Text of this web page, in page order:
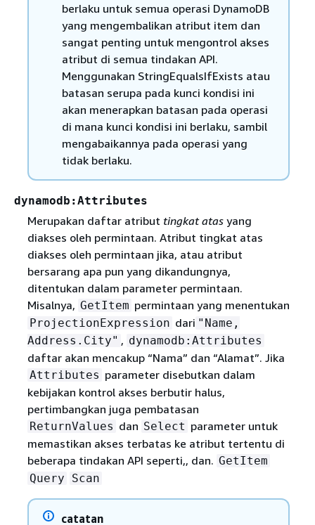
berlaku untuk semua operasi DynamoDB
yang mengembalikan atribut item dan
sangat penting untuk mengontrol akses
atribut di semua tindakan API.
Menggunakan StringEqualsIfExists atau
batasan serupa pada kunci kondisi ini
akan menerapkan batasan pada operasi
di mana kunci kondisi ini berlaku, sambil
mengabaikannya pada operasi yang
tidak berlaku.
dynamodb:Attributes
Merupakan daftar atribut tingkat atasyang
diakses oleh permintaan. Atribut tingkat atas
diakses oleh permintaan jika, atau atribut
bersarang apa pun yang dikandungnya,
ditentukan dalam parameter permintaan.
Misalnya, GetItem permintaan yang menentukan
ProjectionExpression dari "Name,
Address.City" , dynamodb:Attributes
daftar akan mencakup “Nama” dan “Alamat”. Jika
Attributes parameter disebutkan dalam
kebijakan kontrol akses berbutir halus,
pertimbangkan juga pembatasan
ReturnValues dan Select parameter untuk
memastikan akses terbatas ke atribut tertentu di
beberapa tindakan API seperti,, dan. GetItem
Query
Scan
catatan